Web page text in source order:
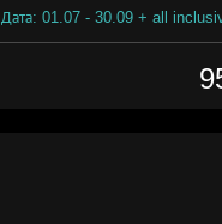
Дата: 01.07 - 30.09 + all